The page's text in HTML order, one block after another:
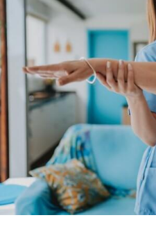
LA FISIOTERAPIA
EFFICACIA E